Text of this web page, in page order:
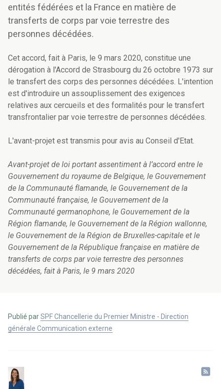
entités fédérées et la France en matière de
transferts de corps par voie terrestre des
personnes décédées.
Cet accord, fait à Paris, le 9 mars 2020, constitue une
dérogation à l'Accord de Strasbourg du 26 octobre 1973 sur
le transfert des corps des personnes décédées. L'intention
est d'introduire un assouplissement des exigences
relatives aux cercueils et des formalités pour le transfert
transfrontalier par voie terrestre de personnes décédées.
L'avant-projet est transmis pour avis au Conseil d'Etat.
Avant-projet de loi portant assentiment à l’accord entre le
Gouvernement du royaume de Belgique, le Gouvernement
de la Communauté flamande, le Gouvernement de la
Communauté française, le Gouvernement de la
Communauté germanophone, le Gouvernement de la
Région flamande, le Gouvernement de la Région wallonne,
le Gouvernement de la Région de Bruxelles-capitale et le
Gouvernement de la République française en matière de
transferts de corps par voie terrestre des personnes
décédées, fait à Paris, le 9 mars 2020
Publié parSPF Chancellerie du Premier Ministre - Direction
générale Communication externe